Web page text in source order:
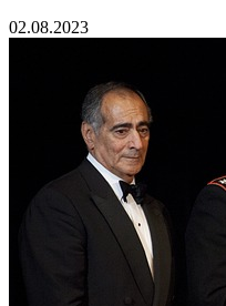
02.08.2023